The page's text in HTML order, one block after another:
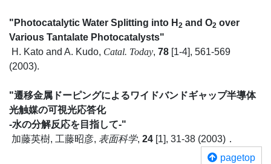
"Photocatalytic Water Splitting into H 2 and O2 over
Various Tantalate Photocatalysts"
H. Kato and A. Kudo, Catal. Today, 78 [1-4], 561-569
(2003).
"遷移金属ドーピングによるワイドバンドギャップ半導体
光触媒の可視光応答化
-水の分解反応を目指して-"
加藤英樹, 工藤昭彦, 表面科学, 24 [1], 31-38 (2003)．
pagetop